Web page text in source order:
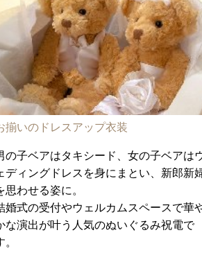
揃いのドレスアップ衣装
の子ベアはタキシード、女の子ベアは
ディングドレスを身にまとい、新郎新
思わせる姿に。
婚式の受付やウェルカムスペースで華
な演出が叶う人気のぬいぐるみ祝電で
。